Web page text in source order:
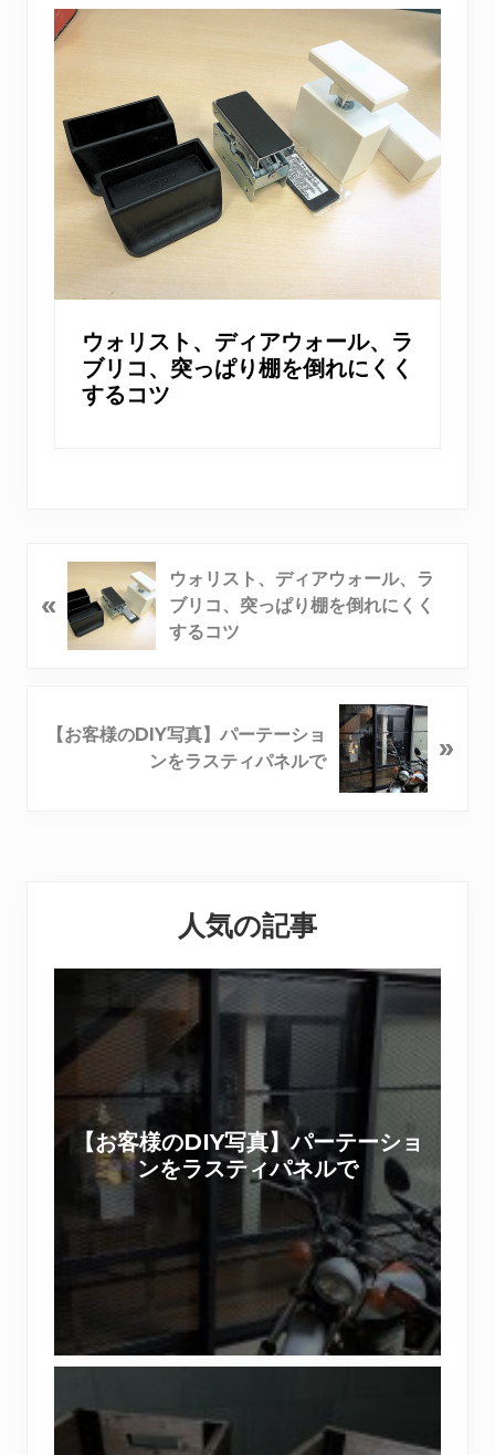
ウォリスト、ディアウォール、ラ
ブリコ、突っぱり棚を倒れにくく
するコツ
«
ウォリスト、ディアウォール、ラ
ブリコ、突っぱり棚を倒れにくく
するコツ
【お客様のDIY写真】パーテーショ
ンをラスティパネルで
»
Interactions人気の記事
【お客様のDIY写真】パーテーショ
ンをラスティパネルで
【
お
の
D
I
Y
写
真
ー
テ